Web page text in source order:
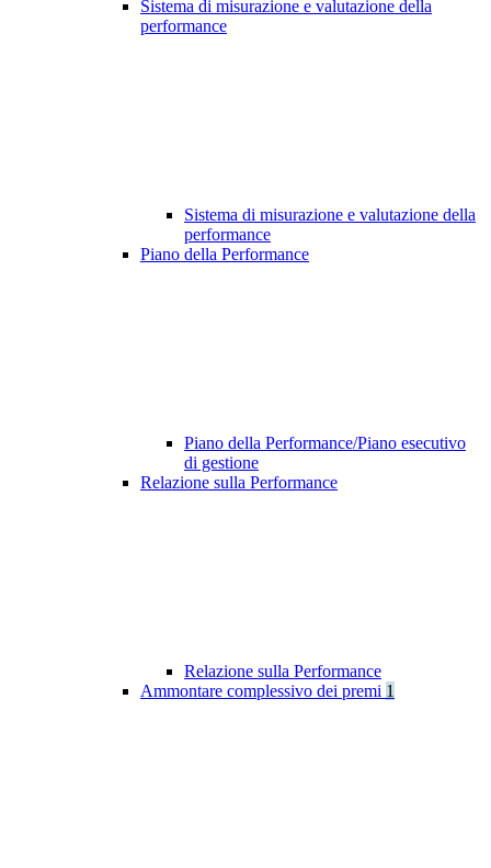
Sistema di misurazione e valutazione della
performance
Sistema di misurazione e valutazione della
performance
Piano della Performance
Piano della Performance/Piano esecutivo
di gestione
Relazione sulla Performance
Relazione sulla Performance
Ammontare complessivo dei premi 1